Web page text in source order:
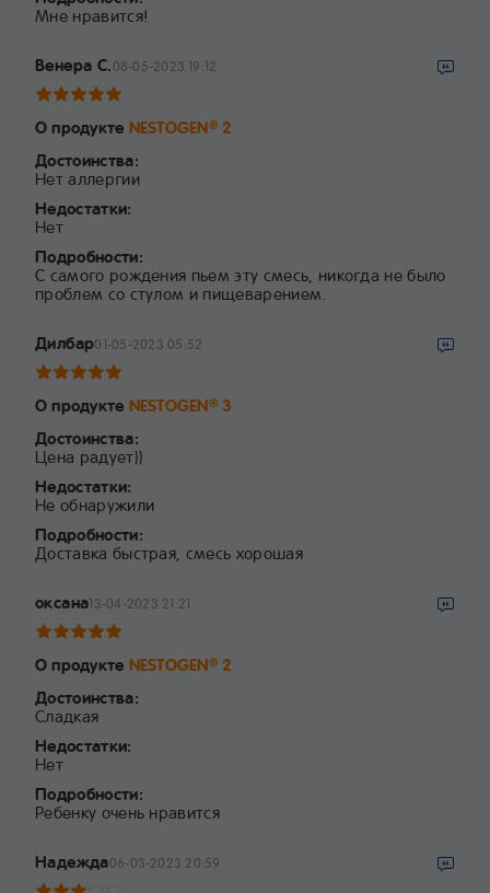
Мне нравится!
Венера С.08-05-2023 19:12
О продукте NESTOGEN®2
Достоинства:
Нет аллергии
Недостатки:
Нет
Подробности:
С самого рождения пьем эту смесь, никогда не было
проблем со стулом и пищеварением.
Дилбар01-05-2023 05:52
О продукте NESTOGEN®3
Достоинства:
Цена радует))
Недостатки:
Не обнаружили
Подробности:
Доставка быстрая, смесь хорошая
оксана13-04-2023 21:21
О продукте NESTOGEN®2
Достоинства:
Сладкая
Недостатки:
Нет
Подробности:
Ребенку очень нравится
Надежда06-03-2023 20:59